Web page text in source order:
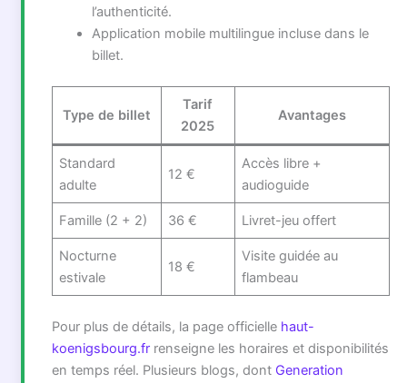
l’authenticité.
Application mobile multilingue incluse dans le
billet.
Type de billet
Tarif
2025
Avantages
Standard
adulte
12 €
Accès libre +
audioguide
Famille (2 + 2) 36 € Livret-jeu offert
Nocturne
estivale
18 €
Visite guidée au
flambeau
Pour plus de détails, la page officielle haut-
koenigsbourg.frrenseigne les horaires et disponibilités
en temps réel. Plusieurs blogs, dont Generation